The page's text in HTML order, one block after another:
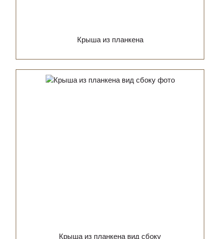
Крыша из планкена
Крыша из планкена вид сбоку